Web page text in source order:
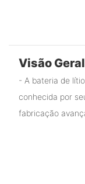
Visão
- A bateria de
conhecida por
fabricação